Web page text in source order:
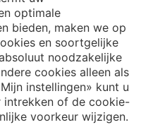
optimale
bieden, maken we op
en soortgelijke
noodzakelijke
cookies alleen als
instellingen» kunt u
intrekken of de cookie-
voorkeur wijzigen.